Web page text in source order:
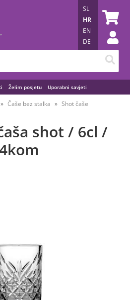
Želim posjetu Uporabni savjeti
SL
HR
EN
DE
Čaše bez stalka Shot čaše
shot / 6cl /